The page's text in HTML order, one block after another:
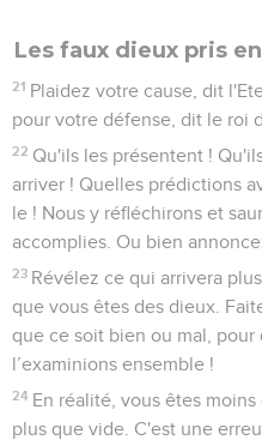
Les faux dieux pris
21 Plaidez votre cause, dit
pour votre défense, dit le roi
22 Qu'ils les présentent !
arriver ! Quelles prédictions
le ! Nous y réfléchirons et
accomplies. Ou bien
23 Révélez ce qui arrivera
que vous êtes des dieux.
que ce soit bien ou mal,
l’examinions ensemble !
24 En réalité, vous êtes
plus que vide. C'est une